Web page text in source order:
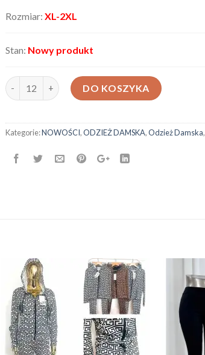
Rozmiar: XL-2XL
Stan: Nowy produkt
ilość Spodnie damskie 2171-11
DO KOSZYKA
Kategorie:NOWOŚCI,ODZIEŻ DAMSKA,Odzież Damska,